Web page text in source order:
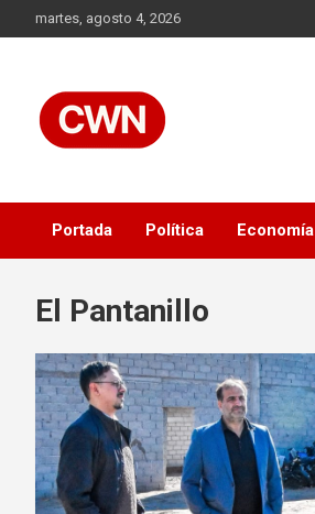
to
martes, agosto 4, 2026
Portada Política Economía
El Pantanillo